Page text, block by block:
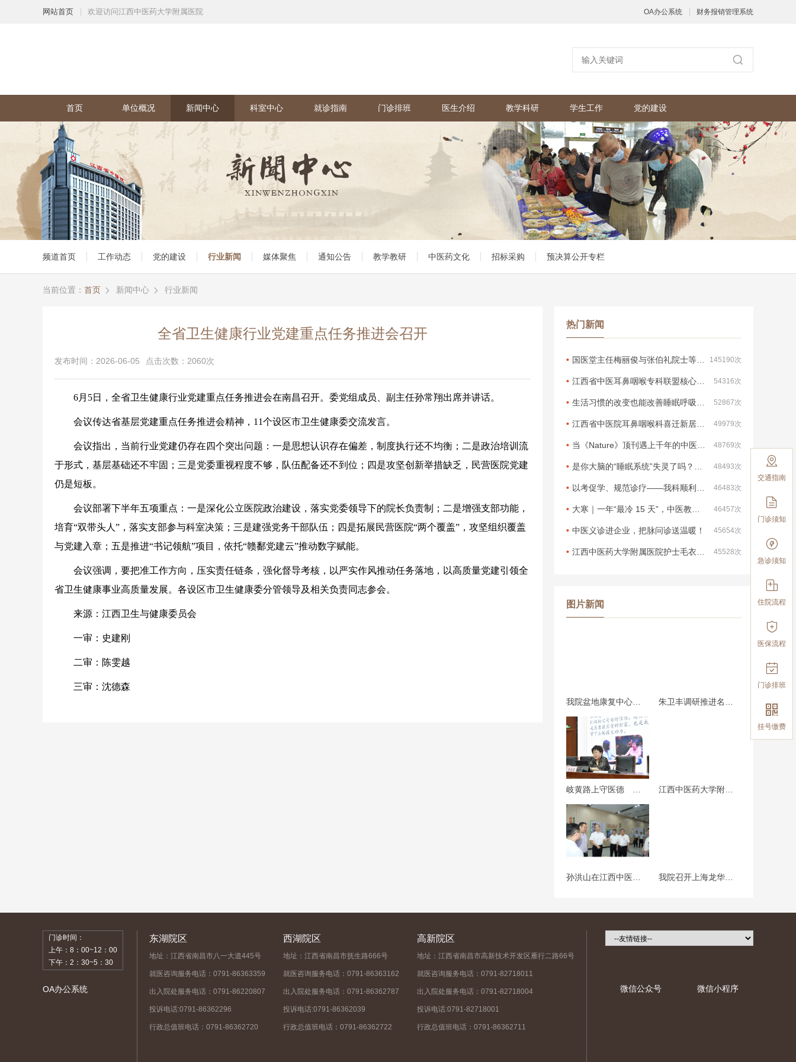
网站首页 欢迎访问江西中医药大学附属医院 OA办公系统 财务报销管理系统
首页 单位概况 新闻中心 科室中心 就诊指南 门诊排班 医生介绍 教学科研 学生工作 党的建设
频道首页 工作动态 党的建设 行业新闻 媒体聚焦 通知公告 教学教研 中医药文化 招标采购 预决算公开专栏
当前位置： 首页  新闻中心  行业新闻
全省卫生健康行业党建重点任务推进会召开
发布时间：2026-06-05 点击次数：2060次
6月5日，全省卫生健康行业党建重点任务推进会在南昌召开。委党组成员、副主任孙常翔出席并讲话。
会议传达省基层党建重点任务推进会精神， 11个设区市卫生健康委交流发言。
会议指出，当前行业党建仍存在四个突出问题：一是思想认识存在偏差，制度执行还不均衡；二是政治培训流
于形式，基层基础还不牢固；三是党委重视程度不够，队伍配备还不到位；四是攻坚创新举措缺乏，民营医院党建
仍是短板。
会议部署下半年五项重点：一是深化公立医院政治建设，落实党委领导下的院长负责制；二是增强支部功能，
培育“双带头人”，落实支部参与科室决策；三是建强党务干部队伍；四是拓展民营医院“两个覆盖”，攻坚组织覆盖
与党建入章；五是推进“书记领航”项目，依托“赣鄱党建云”推动数字赋能。
会议强调，要把准工作方向，压实责任链条，强化督导考核，以严实作风推动任务落地，以高质量党建引领全
省卫生健康事业高质量发展。各设区市卫生健康委分管领导及相关负责同志参会。
来源：江西卫生与健康委员会
一审：史建刚
二审：陈雯越
三审：沈德森
热门新闻
国医堂主任梅丽俊与张伯礼院士等专家共同参会 145190次
江西省中医耳鼻咽喉专科联盟核心成员单位授牌仪式在兴国县中医院成功举行 54316次
生活习惯的改变也能改善睡眠呼吸暂停！ 52867次
江西省中医院耳鼻咽喉科喜迁新居，独立病区正式启用！——东湖院区病房整体搬迁至西湖院区1号楼13楼，医疗服务能力全面升级！ 49979次
当《Nature》顶刊遇上千年的中医智慧：睡眠的殊途同归 48769次
是你大脑的“睡眠系统”失灵了吗？科学维修指南 48493次
以考促学、规范诊疗——我科顺利完成第三次临床路径现场考核 46483次
大寒｜一年“最冷 15 天”，中医教你「藏阳 5 招」安稳迎新年 46457次
中医义诊进企业，把脉问诊送温暖！ 45654次
江西中医药大学附属医院护士毛衣采购项目（第二次）招标结果公示 45528次
图片新闻
江西中医药大学附属医院医院精神：惟精惟一，止于至善
我院召开上海龙华医院江西医院专家座谈会
门诊时间：
上午：8：00~12：00
下午：2：30~5：30
OA办公系统
东湖院区
地址：江西省南昌市八一大道445号
就医咨询服务电话：0791-86363359
出入院处服务电话：0791-86220807
投诉电话:0791-86362296
行政总值班电话：0791-86362720
西湖院区
地址：江西省南昌市抚生路666号
就医咨询服务电话：0791-86363162
出入院处服务电话：0791-86362787
投诉电话:0791-86362039
行政总值班电话：0791-86362722
高新院区
地址：江西省南昌市高新技术开发区雁行二路66号
就医咨询服务电话：0791-82718011
出入院处服务电话：0791-82718004
投诉电话:0791-82718001
行政总值班电话：0791-86362711
微信公众号 微信小程序

交通指南

门诊须知

急诊须知

住院流程

医保流程

门诊排班

挂号缴费